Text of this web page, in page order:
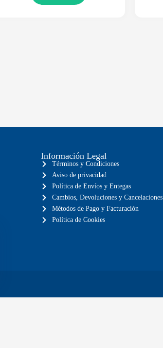
Información Legal
Términos y Condiciones
Aviso de privacidad
Política de Envíos y Entegas
Cambios, Devoluciones y Cancelaciones
Métodos de Pago y Facturación
Política de Cookies